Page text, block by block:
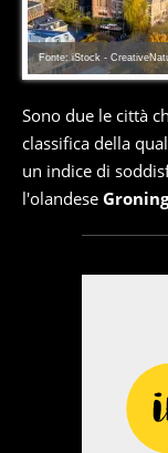
Fonte: iStock -
Sono due le città
classifica della
un indice di
l'olandese